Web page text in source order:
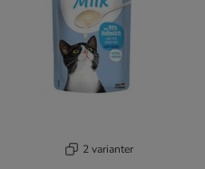
2 varianter